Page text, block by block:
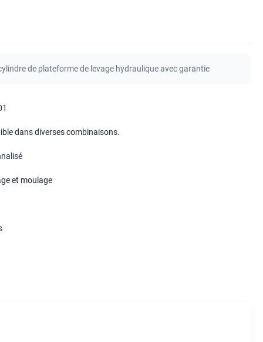
de plateforme de levage hydraulique avec garantie
dans diverses combinaisons.
et moulage